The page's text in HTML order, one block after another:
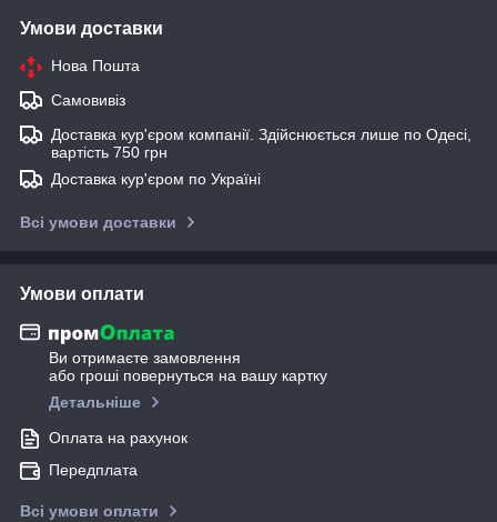
Умови доставки
Нова Пошта
Самовивіз
Доставка кур'єром компанії. Здійснюється лише по Одесі,
вартість 750 грн
Доставка кур'єром по Україні
Всі умови доставки
Умови оплати
Ви отримаєте замовлення
або гроші повернуться на вашу картку
Детальніше
Оплата на рахунок
Передплата
Всі умови оплати